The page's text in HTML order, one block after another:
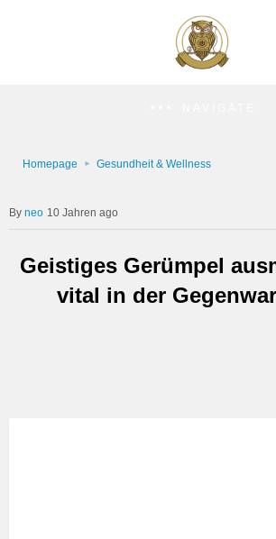
Homepage Gesundheit & Wellness
neo 10 Jahren ago
Geistiges Gerümpel
vital in der